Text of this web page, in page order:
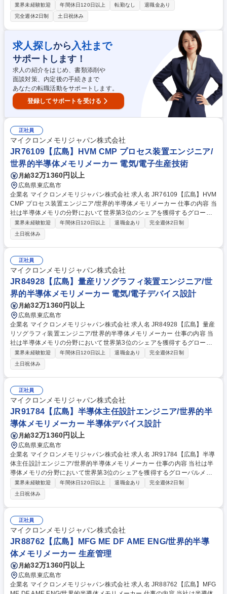
置、品質技術、製品技術、生産工学のいずれか）を担当。理系の素養を活
かし、最先端ファブの製造や品質の最適化を担うオープンポジションです
【詳細】■プロセスエンジニア：各半導体プロセスにおける化学反応や動
作条件の最適化を行い、新しい装置や条件を生産に適用する業務。 ■製品
技術エンジニア：製品プロセスの構築・改善を担当する業務。 ■装置エン
ジニア：生産装置の改良や生産性向上に貢献する業務。 ■生産工学エンジ
ニア：データ解析を通じて生産計画、改善を担当。 ■品質技術エンジニ
ア：品質保証に関する業務。 募集職種 □JR95250【広島】未経験オープ
ンポジション（半導体エンジニア）/第二新卒歓迎
業界未経験歓迎 年間休日120日以上 転勤なし
退職金あり
完全週休2日制
土日祝休み
求人探しから 入社まで
サポートします！
求人の紹介をはじめ、書類添削や
面談対策、内定後の手続きまで
あなたの転職活動をサポートします。
登録してサポートを受ける
正社員
マイクロンメモリジャパン株式会社
JR76109【広島】HVM CMP プロセス装置エンジニア/
世界的半導体メモリメーカー 電気/電子生産技術
月給32万1360円以上
広島県東広島市
企業名 マイクロンメモリジャパン株式会社 求人名 JR76109【広島】HVM
CMP プロセス装置エンジニア/世界的半導体メモリメーカー 仕事の内容 当
社は半導体メモリの分野において世界第3位のシェアを獲得するグローバ
ルメーカーです。今回は、そんな当社のHVM CMP プロセス装置エンジニ
アとして、下記の業務をお任せ致します。 【詳細】■プロセス条件とテク
ノロジーを開発し、改善 ■プロセス能力を向上させ、生産コストを削減 ■
プロセス管理プロジェクトを確立し、修正 ■多様な半導体装置におけるプ
ロセスパラメーターをセットアップ ■新しい装置/材料を評価し、生産稼働
への展開と、プランの策定 ■異常発生時の解析と改善 募集職種 JR76109
【広島】HVM CMP プロセス装置エンジニア/世界的半導体メモリメーカー
業界未経験歓迎 年間休日120日以上 退職金あり
完全週休2日制
土日祝休み
正社員
マイクロンメモリジャパン株式会社
JR84928【広島】量産リソグラフィ装置エンジニア/世
界的半導体メモリメーカー 電気/電子デバイス設計
月給32万1360円以上
広島県東広島市
企業名 マイクロンメモリジャパン株式会社 求人名 JR84928【広島】量産
リソグラフィ装置エンジニア/世界的半導体メモリメーカー 仕事の内容 当
社は半導体メモリの分野において世界第3位のシェアを獲得するグローバ
ルメーカーです。今回は、そんな当社の量産リソグラフィ装置エンジニア
として、下記の業務をお任せ致します。 【詳細】■トラック装置のプロセ
ス最適化および安定稼働を通じて生産性を向上させ、キャパシティ拡張と
コスト効率化を推進■装置ベンダーや部品・材料メーカーと連携し、技術
的課題の解決に向けた革新的な技術の開発・導入■部門横断的な改善活動
を牽引するため、マネージャー、エンジニア、テクニシャンと密に連携
し、効果的なコミュニケーションを図る 募集職種 JR84928【広島】量産
リソグラフィ装置エンジニア/世界的半導体メモリメーカー
業界未経験歓迎 年間休日120日以上 退職金あり
完全週休2日制
土日祝休み
正社員
マイクロンメモリジャパン株式会社
JR91784【広島】半導体主任設計エンジニア/世界的半
導体メモリメーカー 半導体デバイス設計
月給32万1360円以上
広島県東広島市
企業名 マイクロンメモリジャパン株式会社 求人名 JR91784【広島】半導
体主任設計エンジニア/世界的半導体メモリメーカー 仕事の内容 当社は半
導体メモリの分野において世界第3位のシェアを獲得するグローバルメー
カーです。今回は、そんな当社の半導体主任設計エンジニアとして、下記
の業務をお任せ致します。 ■内部NANDデータパス回路の所有。マルチプ
レーンおよび高並列動作をサポートするスケーラブルなデータパスアーキ
テクチャの定義■長距離インターコネクトおよび大規模アレイトポロジ向
けクロック/データタイミングスキームの定義と分析。タイミング調整およ
びスキュー管理戦略の主導■主要ブロックインターフェース仕様につい
て、プロジェクト統合チームおよび設計内の他機能チームと協議する など
募集職種 JR91784【広島】半導体主任設計エンジニア/世界的半導体メモ
リメーカー
業界未経験歓迎 年間休日120日以上 退職金あり
完全週休2日制
土日祝休み
正社員
マイクロンメモリジャパン株式会社
JR88762【広島】MFG ME DF AME ENG/世界的半導
体メモリメーカー 生産管理
月給32万1360円以上
広島県東広島市
企業名 マイクロンメモリジャパン株式会社 求人名 JR88762【広島】MFG